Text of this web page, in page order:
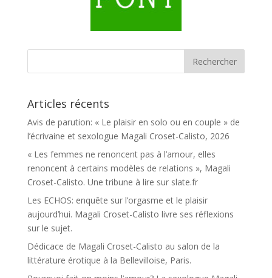
Articles récents
Avis de parution: « Le plaisir en solo ou en couple » de
l’écrivaine et sexologue Magali Croset-Calisto, 2026
« Les femmes ne renoncent pas à l’amour, elles
renoncent à certains modèles de relations », Magali
Croset-Calisto. Une tribune à lire sur slate.fr
Les ECHOS: enquête sur l’orgasme et le plaisir
aujourd’hui. Magali Croset-Calisto livre ses réflexions
sur le sujet.
Dédicace de Magali Croset-Calisto au salon de la
littérature érotique à la Bellevilloise, Paris.